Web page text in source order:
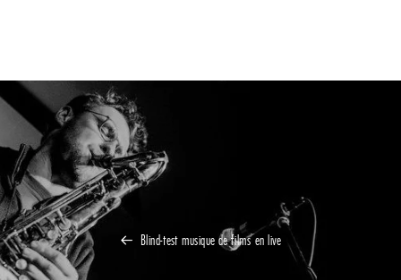
Blind-test musique de films en live